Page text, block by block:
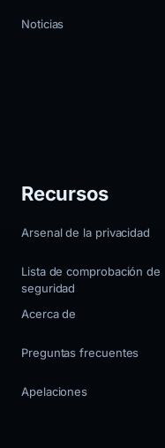
Noticias
Recursos
Arsenal de la privacidad
Lista de comprobación de
seguridad
Acerca de
Preguntas frecuentes
Apelaciones